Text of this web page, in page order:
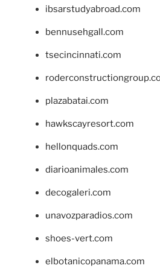
ibsarstudyabroad.com
bennusehgall.com
tsecincinnati.com
plazabatai.com
hawkscayresort.com
hellonquads.com
diarioanimales.com
decogaleri.com
unavozparadios.com
shoes-vert.com
elbotanicopanama.com